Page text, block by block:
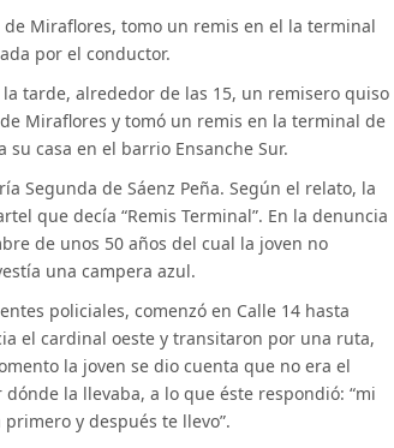
Miraflores, tomo un remis en el la terminal
por el conductor.
tarde, alrededor de las 15, un remisero quiso
Miraflores y tomó un remis en la terminal de
casa en el barrio Ensanche Sur.
Segunda de Sáenz Peña. Según el relato, la
que decía “Remis Terminal”. En la denuncia
de unos 50 años del cual la joven no
una campera azul.
policiales, comenzó en Calle 14 hasta
el cardinal oeste y transitaron por una ruta,
la joven se dio cuenta que no era el
la llevaba, a lo que éste respondió: “mi
y después te llevo”.